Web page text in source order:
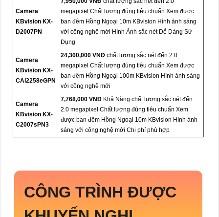
Camera
KBvision KX-
D2007PN
megapixel Chất lượng đúng tiêu chuẩn Xem được
ban đêm Hồng Ngoại 10m KBvision Hình ảnh sáng
với công nghệ mới Hình Ảnh sắc nét Dễ Dàng Sử
Dụng
Camera
KBvision KX-
CAi2258eGPN
24,300,000 VNĐ chất lượng sắc nét đến 2.0
megapixel Chất lượng đúng tiêu chuẩn Xem được
ban đêm Hồng Ngoại 100m KBvision Hình ảnh sáng
với công nghệ mới
Camera
KBvision KX-
C2007sPN3
7,768,000 VNĐ Khả Năng chất lượng sắc nét đến
2.0 megapixel Chất lượng đúng tiêu chuẩn Xem
được ban đêm Hồng Ngoại 10m KBvision Hình ảnh
sáng với công nghệ mới Chi phí phù hợp
CÔNG TRÌNH ĐƯỢC